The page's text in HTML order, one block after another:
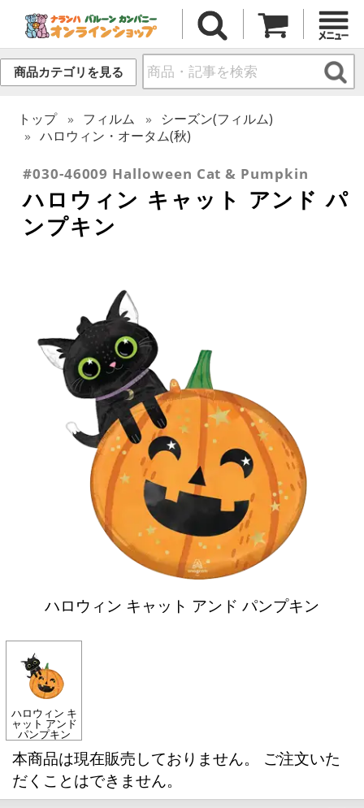
商品カテゴリを見る
トップ フィルム
シーズン(フィルム)
ハロウィン・オータム(秋)
#030-46009 Halloween Cat & Pumpkin
ハロウィン キャット アンド パ
ンプキン
ハロウィン キャット アンド パンプキン
ハロウィン キ
ャット アンド
パンプキン
本商品は現在販売しておりません。 ご注文いた
だくことはできません。